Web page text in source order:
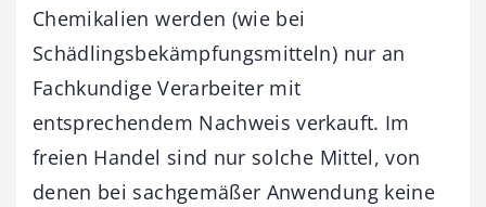
Chemikalien werden (wie bei
Schädlingsbekämpfungsmitteln) nur an
Fachkundige Verarbeiter mit
entsprechendem Nachweis verkauft. Im
freien Handel sind nur solche Mittel, von
denen bei sachgemäßer Anwendung keine